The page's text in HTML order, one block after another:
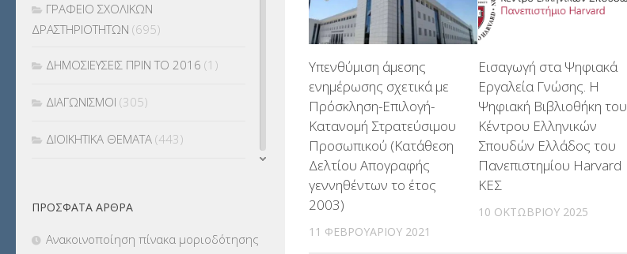
Υπενθύμιση άμεσης
ενημέρωσης σχετικά με
Πρόσκληση-Επιλογή-
Κατανομή Στρατεύσιμου
Προσωπικού (Κατάθεση
Δελτίου Απογραφής
γεννηθέντων το έτος
2003)
11 ΦΕΒΡΟΥΑΡΊΟΥ 2021
Εισαγωγή στα Ψηφιακά
Εργαλεία Γνώσης. Η
Ψηφιακή Βιβλιοθήκη του
Κέντρου Ελληνικών
Σπουδών Ελλάδος του
Πανεπιστημίου Harvard
ΚΕΣ
10 ΟΚΤΩΒΡΊΟΥ 2025
ΓΡΑΦΕΙΟ ΣΧΟΛΙΚΩΝ
ΔΡΑΣΤΗΡΙΟΤΗΤΩΝ (695)
ΔΗΜΟΣΙΕΥΣΕΙΣ ΠΡΙΝ ΤΟ 2016 (1)
ΔΙΑΓΩΝΙΣΜΟΙ (305)
ΔΙΟΙΚΗΤΙΚΑ ΘΕΜΑΤΑ (443)
ΕΚΔΡΟΜΕΣ(7.354)
ΕΚΠΑΙΔΕΥΤΙΚΑ ΘΕΜΑΤΑ (2.823)
ΠΡΌΣΦΑΤΑ ΆΡΘΡΑ
Ανακοινοποίηση πίνακα μοριοδότησης